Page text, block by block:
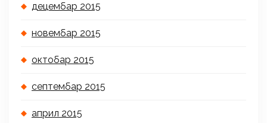
децембар 2015
новембар 2015
октобар 2015
септембар 2015
април 2015